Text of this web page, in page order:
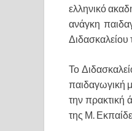
ελληνικό
ανάγκη
Διδασκαλείου
Το
παιδαγωγική
την πρακτική
της Μ.